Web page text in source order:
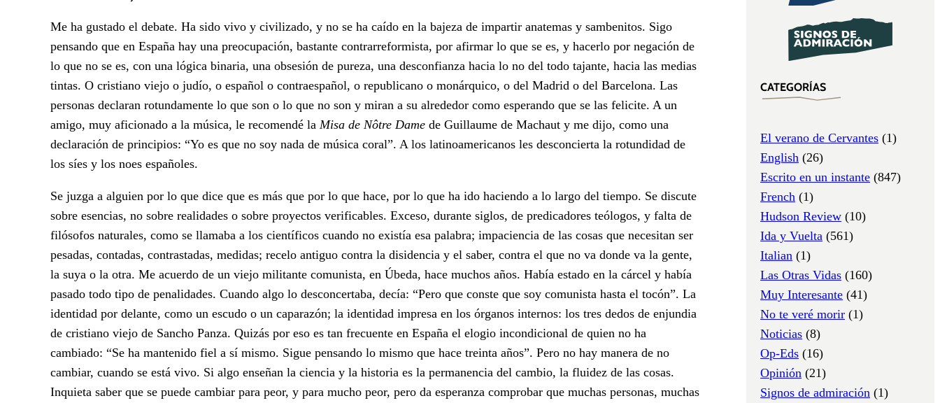
Me ha gustado el debate. Ha sido vivo y civilizado, y no se ha caído en la bajeza de impartir anatemas y sambenitos. Sigo
pensando que en España hay una preocupación, bastante contrarreformista, por afirmar lo que se es, y hacerlo por negación de
lo que no se es, con una lógica binaria, una obsesión de pureza, una desconfianza hacia lo no del todo tajante, hacia las medias
tintas. O cristiano viejo o judío, o español o contraespañol, o republicano o monárquico, o del Madrid o del Barcelona. Las
personas declaran rotundamente lo que son o lo que no son y miran a su alrededor como esperando que se las felicite. A un
amigo, muy aficionado a la música, le recomendé la Misa de Nôtre Dame de Guillaume de Machaut y me dijo, como una
declaración de principios: “Yo es que no soy nada de música coral”. A los latinoamericanos les desconcierta la rotundidad de
los síes y los noes españoles.
Se juzga a alguien por lo que dice que es más que por lo que hace, por lo que ha ido haciendo a lo largo del tiempo. Se discute
sobre esencias, no sobre realidades o sobre proyectos verificables. Exceso, durante siglos, de predicadores teólogos, y falta de
filósofos naturales, como se llamaba a los científicos cuando no existía esa palabra; impaciencia de las cosas que necesitan ser
pesadas, contadas, contrastadas, medidas; recelo antiguo contra la disidencia y el saber, contra el que no va donde va la gente,
la suya o la otra. Me acuerdo de un viejo militante comunista, en Úbeda, hace muchos años. Había estado en la cárcel y había
pasado todo tipo de penalidades. Cuando algo lo desconcertaba, decía: “Pero que conste que soy comunista hasta el tocón”. La
identidad por delante, como un escudo o un caparazón; la identidad impresa en los órganos internos: los tres dedos de enjundia
de cristiano viejo de Sancho Panza. Quizás por eso es tan frecuente en España el elogio incondicional de quien no ha
cambiado: “Se ha mantenido fiel a sí mismo. Sigue pensando lo mismo que hace treinta años”. Pero no hay manera de no
cambiar, cuando se está vivo. Si algo enseñan la ciencia y la historia es la permanencia del cambio, la fluidez de las cosas.
Inquieta saber que se puede cambiar para peor, y para mucho peor, pero da esperanza comprobar que muchas personas, muchas
CATEGORÍAS
El verano de Cervantes (1)
English (26)
Escrito en un instante (847)
French (1)
Hudson Review (10)
Ida y Vuelta (561)
Italian (1)
Las Otras Vidas (160)
Muy Interesante (41)
No te veré morir (1)
Noticias (8)
Op-Eds (16)
Opinión (21)
Signos de admiración (1)